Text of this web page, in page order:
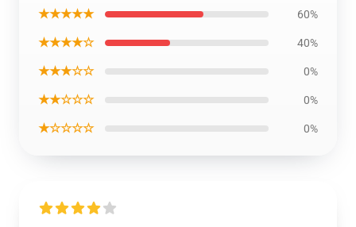
★★★★★ 60%
★★★★☆ 40%
★★★☆☆ 0%
★★☆☆☆ 0%
★☆☆☆☆ 0%